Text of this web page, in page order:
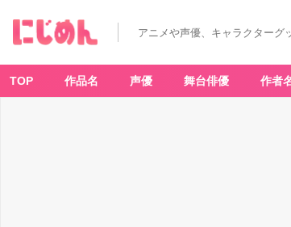
アニメや声優、キャラクターグ
TOP 作品名 声優 舞台俳優 作者